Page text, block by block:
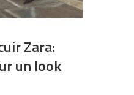
Zara:
un look